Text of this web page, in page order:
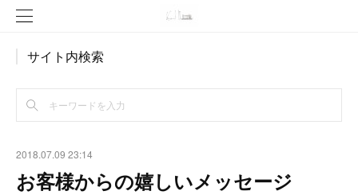
サイト内検索
2018.07.09 23:14
お客様からの嬉しいメッセージ